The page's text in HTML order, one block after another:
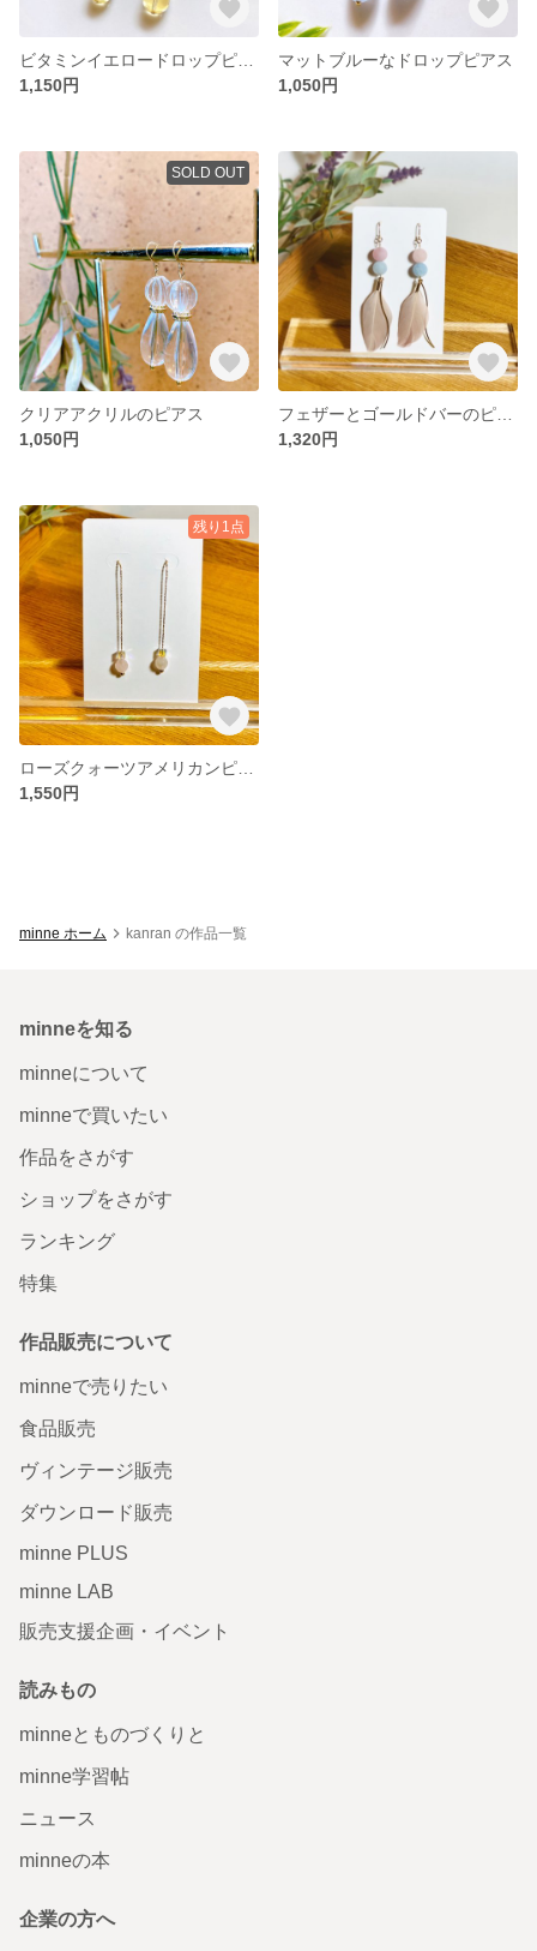
1,150円
マットブルーなドロップピアス
1,050円
SOLD OUT
クリアアクリルのピアス
1,050円
1,320円
残り1点
1,550円
minne ホーム kanran の作品一覧
minneを知る
minneについて
minneで買いたい
作品をさがす
ショップをさがす
ランキング
特集
作品販売について
minneで売りたい
食品販売
ヴィンテージ販売
ダウンロード販売
minne PLUS
minne LAB
販売支援企画・イベント
読みもの
minneとものづくりと
minne学習帖
ニュース
minneの本
企業の方へ